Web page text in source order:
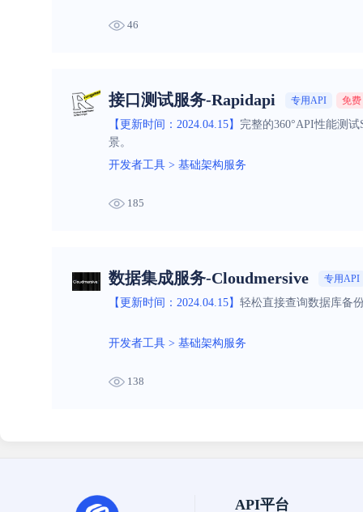
46
接口测试服务-Rapidapi 专用API 免费
【更新时间：2024.04.15】 完整的360°API性能测
景。
开发者工具 > 基础架构服务
185
数据集成服务-Cloudmersive 专用API
【更新时间：2024.04.15】 轻松直接查询数据库备
开发者工具 > 基础架构服务
138
API平台